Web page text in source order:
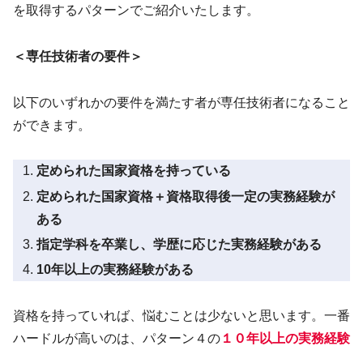
を取得するパターンでご紹介いたします。
＜専任技術者の要件＞
以下のいずれかの要件を満たす者が専任技術者になること
ができます。
定められた国家資格を持っている
定められた国家資格＋資格取得後一定の実務経験が
ある
指定学科を卒業し、学歴に応じた実務経験がある
10年以上の実務経験がある
資格を持っていれば、悩むことは少ないと思います。一番
ハードルが高いのは、パターン４の １０年以上の実務経験